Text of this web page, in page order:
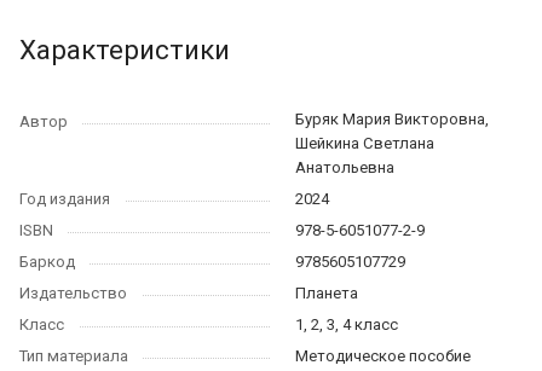
Характеристики
Автор
Буряк Мария Викторовна,
Шейкина Светлана
Анатольевна
Год издания
2024
ISBN
978-5-6051077-2-9
Баркод
9785605107729
Издательство
Планета
Класс
1, 2, 3, 4 класс
Тип материала
Методическое пособие